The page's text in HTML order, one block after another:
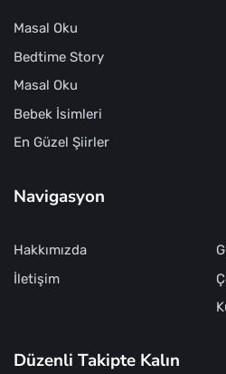
Masal Oku
Bedtime Story
Masal Oku
Bebek İsimleri
En Güzel Şiirler
Navigasyon
Hakkımızda
İletişim
Düzenli Takipte Kalın